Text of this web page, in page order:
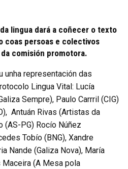
lingua dará a coñecer o texto
coas persoas e colectivos
comisión promotora.
unha representación das
Lingua Vital: Lucía
Sempre), Paulo Carrril (CIG)
Antuán Rivas (Artistas da
(AS-PG) Rocío Núñez
Tobío (BNG), Xandre
Nande (Galiza Nova), María
Maceira (A Mesa pola